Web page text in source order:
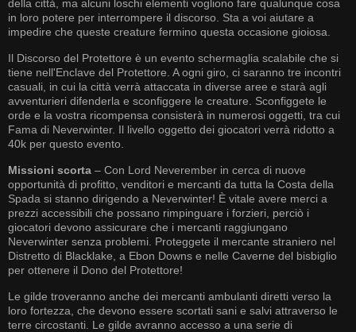
della città, ma alcuni loschi elementi vogliono fare qualunque cosa
in loro potere per interrompere il discorso. Sta a voi aiutare a
impedire che queste creature fermino questa occasione gioiosa.
Il Discorso del Protettore è un evento schermaglia scalabile che si
tiene nell'Enclave del Protettore. A ogni giro, ci saranno tre incontri
casuali, in cui la città verrà attaccata in diverse aree e starà agli
avventurieri difenderla e sconfiggere le creature. Sconfiggete le
orde e la vostra ricompensa consisterà in numerosi oggetti, tra cui
Fama di Neverwinter. Il livello oggetto dei giocatori verrà ridotto a
40k per questo evento.
Missioni scorta – Con Lord Neverember in cerca di nuove
opportunità di profitto, venditori e mercanti da tutta la Costa della
Spada si stanno dirigendo a Neverwinter! È vitale avere merci a
prezzi accessibili che possano rimpinguare i forzieri, perciò i
giocatori devono assicurare che i mercanti raggiungano
Neverwinter senza problemi. Proteggete il mercante straniero nel
Distretto di Blacklake, a Ebon Downs e nelle Caverne del bisbiglio
per ottenere il Dono del Protettore!
Le gilde troveranno anche dei mercanti ambulanti diretti verso la
loro fortezza, che devono essere scortati sani e salvi attraverso le
terre circostanti. Le gilde avranno accesso a una serie di